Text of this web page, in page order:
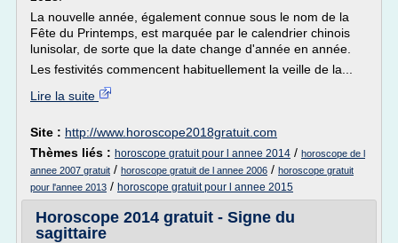
La nouvelle année, également connue sous le nom de la
Fête du Printemps, est marquée par le calendrier chinois
lunisolar, de sorte que la date change d'année en année.
Les festivités commencent habituellement la veille de la...
Lire la suite
Site : http://www.horoscope2018gratuit.com
Thèmes liés : horoscope gratuit pour l annee 2014 / horoscope de l
annee 2007 gratuit / horoscope gratuit de l annee 2006 / horoscope gratuit
pour l'annee 2013 / horoscope gratuit pour l annee 2015
Horoscope 2014 gratuit - Signe du
sagittaire